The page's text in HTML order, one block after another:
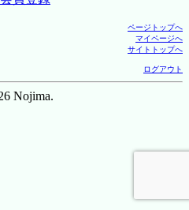
ページトップへ
マイページへ
サイトトップへ
ログアウト
Nojima.